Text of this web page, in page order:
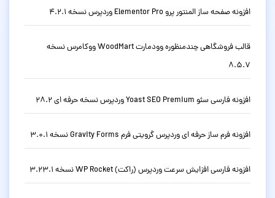
افزونه صفحه ساز المنتور پرو Elementor Pro وردپرس نسخه 4.2.1
قالب فروشگاهی چندمنظوره وودمارت WoodMart ووکامرس نسخه
8.5.7
افزونه فارسی سئو Yoast SEO Premium وردپرس نسخه حرفه ای 28.2
افزونه فرم ساز حرفه ای وردپرس گرویتی فرم Gravity Forms نسخه 3.0.1
افزونه فارسی افزایش سرعت وردپرس (راکت) WP Rocket نسخه 3.23.1